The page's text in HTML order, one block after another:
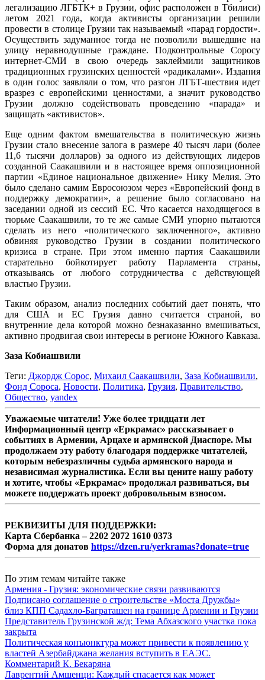
легализацию ЛГБТК+ в Грузии, офис расположен в Тбилиси)
летом 2021 года, когда активисты организации решили
провести в столице Грузии так называемый «парад гордости».
Осуществить задуманное тогда не позволили вышедшие на
улицу неравнодушные граждане. Подконтрольные Соросу
интернет-СМИ в свою очередь заклеймили защитников
традиционных грузинских ценностей «радикалами». Издания
в один голос заявляли о том, что разгон ЛГБТ-шествия идет
вразрез с европейскими ценностями, а значит руководство
Грузии должно содействовать проведению «парада» и
защищать «активистов».
Еще одним фактом вмешательства в политическую жизнь
Грузии стало внесение залога в размере 40 тысяч лари (более
11,6 тысячи долларов) за одного из действующих лидеров
созданной Саакашвили и в настоящее время оппозиционной
партии «Единое национальное движение» Нику Мелия. Это
было сделано самим Евросоюзом через «Европейский фонд в
поддержку демократии», а решение было согласовано на
заседании одной из сессий ЕС. Что касается находящегося в
тюрьме Саакашвили, то те же самые СМИ упорно пытаются
сделать из него «политического заключенного», активно
обвиняя руководство Грузии в создании политического
кризиса в стране. При этом именно партия Саакашвили
старательно бойкотирует работу Парламента страны,
отказываясь от любого сотрудничества с действующей
властью Грузии.
Таким образом, анализ последних событий дает понять, что
для США и ЕС Грузия давно считается страной, во
внутренние дела которой можно безнаказанно вмешиваться,
активно продвигая свои интересы в регионе Южного Кавказа.
Заза Кобиашвили
Теги: Джордж Сорос, Михаил Саакашвили, Заза Кобиашвили,
Фонд Сороса, Новости, Политика, Грузия, Правительство,
Общество, yandex
Уважаемые читатели! Уже более тридцати лет
Информационный центр «Еркрамас» рассказывает о
событиях в Армении, Арцахе и армянской Диаспоре. Мы
продолжаем эту работу благодаря поддержке читателей,
которым небезразличны судьба армянского народа и
независимая журналистика. Если вы цените нашу работу
и хотите, чтобы «Еркрамас» продолжал развиваться, вы
можете поддержать проект добровольным взносом.
РЕКВИЗИТЫ ДЛЯ ПОДДЕРЖКИ:
Карта Сбербанка – 2202 2072 1610 0373
Форма для донатов https://dzen.ru/yerkramas?donate=true
По этим темам читайте также
Армения - Грузия: экономические связи развиваются
Подписано соглашение о строительстве «Моста Дружбы»
близ КПП Садахло-Баграташен на границе Армении и Грузии
Представитель Грузинской ж/д: Тема Абхазского участка пока
закрыта
Политическая конъюнктура может привести к появлению у
властей Азербайджана желания вступить в ЕАЭС.
Комментарий К. Бекаряна
Лаврентий Амшенци: Каждый спасается как может